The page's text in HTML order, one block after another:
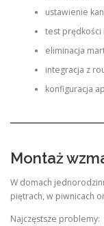
ustawienie
test prędkości
eliminacja
integracja z
konfiguracja
Montaż
W domach
piętrach, w piwnicach
Najczęstsze problemy: